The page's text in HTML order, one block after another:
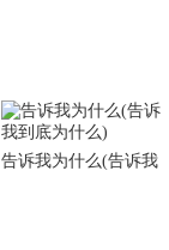
告诉我为什么(告诉我